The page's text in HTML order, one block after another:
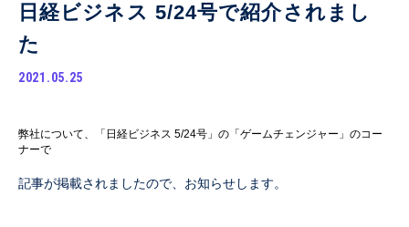
日経ビジネス 5/24号で紹介されまし
た
2021.05.25
弊社について、「日経ビジネス 5/24号」の「ゲームチェンジャー」のコー
ナーで
記事が掲載されましたので、お知らせします。